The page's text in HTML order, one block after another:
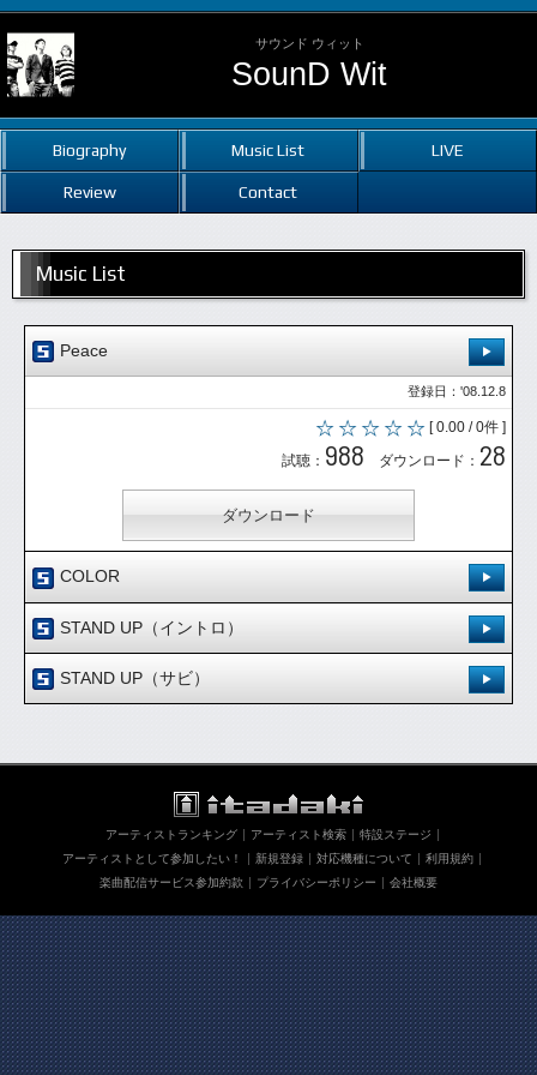
サウンド ウィット
SounD Wit
Biography Music List LIVE
Review Contact
Music List
Peace
登録日：'08.12.8
[ 0.00 / 0件 ]
試聴： 988 ダウンロード： 28
ダウンロード
COLOR
登録日：'08.12.19
[ 0.00 / 0件 ]
ダウンロード：27
STAND UP（イントロ）
登録日：'08.12.19
[ 0.00 / 0件 ]
ダウンロード
STAND UP（サビ）
ダウンロード
アーティストランキング アーティスト検索
特設ステージ
アーティストとして参加したい！
新規登録 対応機種について
利用規約
楽曲配信サービス参加約款
プライバシーポリシー 会社概要